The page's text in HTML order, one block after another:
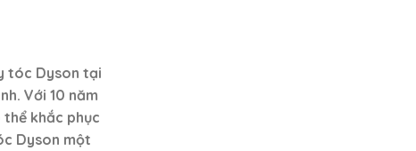
tóc Dyson tại
Với 10 năm
khắc phục
Dyson một